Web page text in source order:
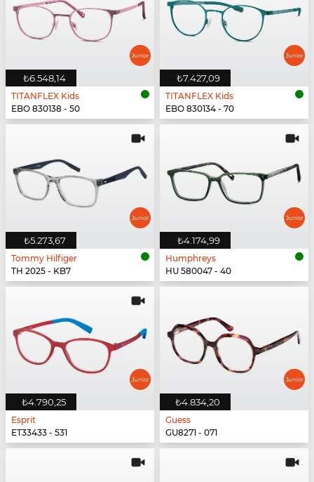
₺6.548,14
TITANFLEX Kids
EBO 830138 - 50
₺7.427,09
TITANFLEX Kids
EBO 830134 - 70
₺5.273,67
Tommy Hilfiger
TH 2025 - KB7
₺4.174,99
Humphreys
HU 580047 - 40
₺4.790,25
Esprit
ET33433 - 531
₺4.834,20
Guess
GU8271 - 071